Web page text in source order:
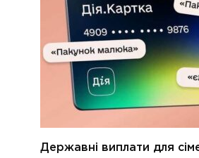
Державні виплати для